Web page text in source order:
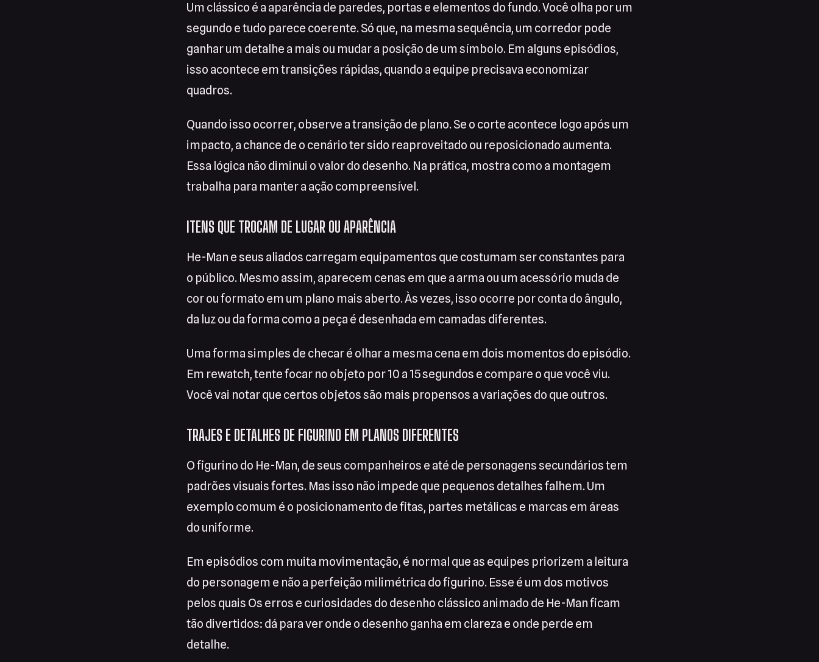
Um clássico é a aparência de paredes, portas e elementos do fundo. Você olha por um
segundo e tudo parece coerente. Só que, na mesma sequência, um corredor pode
ganhar um detalhe a mais ou mudar a posição de um símbolo. Em alguns episódios,
isso acontece em transições rápidas, quando a equipe precisava economizar
quadros.
Quando isso ocorrer, observe a transição de plano. Se o corte acontece logo após um
impacto, a chance de o cenário ter sido reaproveitado ou reposicionado aumenta.
Essa lógica não diminui o valor do desenho. Na prática, mostra como a montagem
trabalha para manter a ação compreensível.
ITENS QUE TROCAM DE LUGAR OU APARÊNCIA
He-Man e seus aliados carregam equipamentos que costumam ser constantes para
o público. Mesmo assim, aparecem cenas em que a arma ou um acessório muda de
cor ou formato em um plano mais aberto. Às vezes, isso ocorre por conta do ângulo,
da luz ou da forma como a peça é desenhada em camadas diferentes.
Uma forma simples de checar é olhar a mesma cena em dois momentos do episódio.
Em rewatch, tente focar no objeto por 10 a 15 segundos e compare o que você viu.
Você vai notar que certos objetos são mais propensos a variações do que outros.
TRAJES E DETALHES DE FIGURINO EM PLANOS DIFERENTES
O figurino do He-Man, de seus companheiros e até de personagens secundários tem
padrões visuais fortes. Mas isso não impede que pequenos detalhes falhem. Um
exemplo comum é o posicionamento de fitas, partes metálicas e marcas em áreas
do uniforme.
Em episódios com muita movimentação, é normal que as equipes priorizem a leitura
do personagem e não a perfeição milimétrica do figurino. Esse é um dos motivos
pelos quais Os erros e curiosidades do desenho clássico animado de He-Man ficam
tão divertidos: dá para ver onde o desenho ganha em clareza e onde perde em
detalhe.